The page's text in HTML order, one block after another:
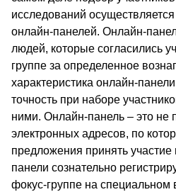
исследований
онлайн-панелей. Онлайн-
людей, которые согласились
группе за определенное
характеристика онлайн-
точность при наборе
ними. Онлайн-панель – это не
электронных адресов, по
предложения принять
панели сознательно
фокус-группе на специальном